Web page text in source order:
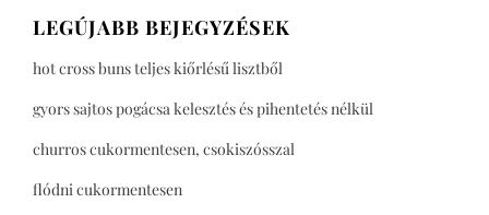
LEGÚJABB BEJEGYZÉSEK
hot cross buns teljes kiőrlésű lisztből
gyors sajtos pogácsa kelesztés és pihentetés nélkül
churros cukormentesen, csokiszósszal
flódni cukormentesen